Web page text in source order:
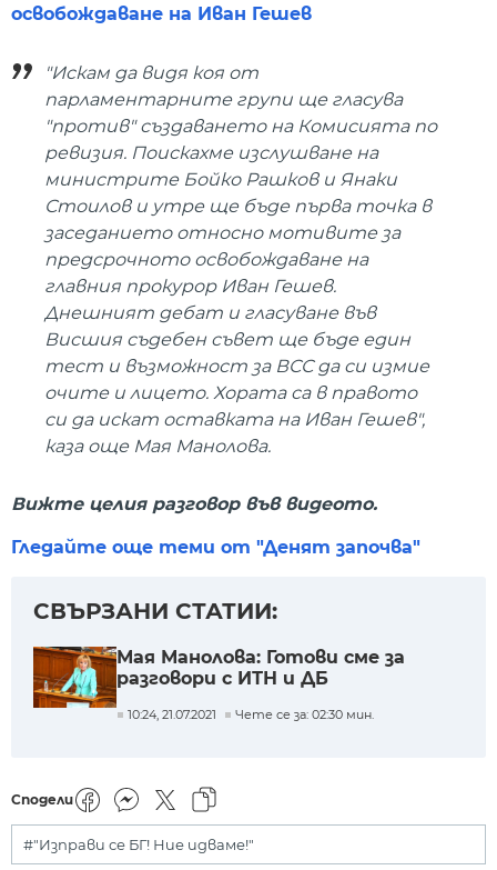
освобождаване на Иван Гешев
"Искам да видя коя от
парламентарните групи ще гласува
"против" създаването на Комисията по
ревизия. Поискахме изслушване на
министрите Бойко Рашков и Янаки
Стоилов и утре ще бъде първа точка в
заседанието относно мотивите за
предсрочното освобождаване на
главния прокурор Иван Гешев.
Днешният дебат и гласуване във
Висшия съдебен съвет ще бъде един
тест и възможност за ВСС да си измие
очите и лицето. Хората са в правото
си да искат оставката на Иван Гешев",
каза още Мая Манолова.
Вижте целия разговор във видеото.
Гледайте още теми от "Денят започва"
СВЪРЗАНИ СТАТИИ:
Мая Манолова: Готови сме за
разговори с ИТН и ДБ
10:24, 21.07.2021 Чете се за: 02:30 мин.
Сподели
#"Изправи се БГ! Ние идваме!"